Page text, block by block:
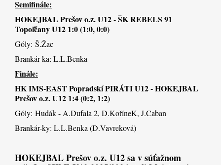
Semifinále:
HOKEJBAL Prešov o.z. U12 - ŠK REBELS 91
Topoľčany U12 1:0 (1:0, 0:0)
Góly: Š.Žac
Brankár-ka: L.L.Benka
Finále:
HK IMS-EAST Popradskí PIRÁTI U12 - HOKEJBAL
Prešov o.z. U12 1:4 (0:2, 1:2)
Góly: Hudák - A.Dufala 2, D.KoříneK, J.Caban
Brankár-ky: L.L.Benka (D.Vavreková)
HOKEJBAL Prešov o.z. U12 sa v súťažnom